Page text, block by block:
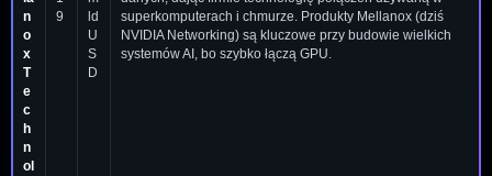
n
o
x
T
e
c
h
n
ol
9
ld
U
S
D
superkomputerach i chmurze. Produkty Mellanox (dziś
NVIDIA Networking) są kluczowe przy budowie wielkich
systemów AI, bo szybko łączą GPU.